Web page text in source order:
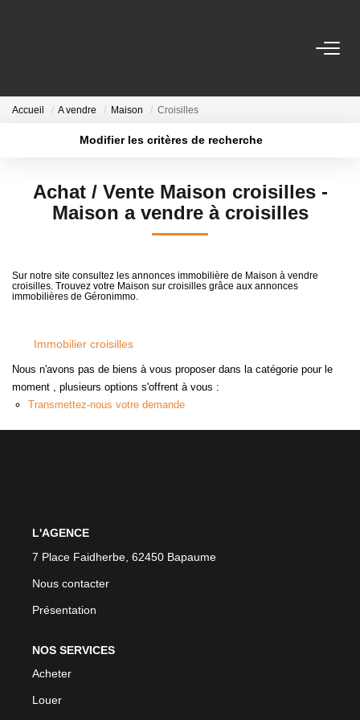
NOTRE AGENCE
Accueil A vendre Maison Croisilles
Modifier les critères de recherche
Type de bien
Budget max Plus de critères
Achat / Vente Maison croisilles -
Maison a vendre à croisilles
Sur notre site consultez les annonces immobilière de Maison à vendre
croisilles. Trouvez votre Maison sur croisilles grâce aux annonces
immobilières de Géronimmo.
Immobilier croisilles
Nous n'avons pas de biens à vous proposer dans la catégorie pour le
moment , plusieurs options s'offrent à vous :
Transmettez-nous votre demande
L'AGENCE
7 Place Faidherbe, 62450 Bapaume
Nous contacter
Présentation
NOS SERVICES
Acheter
Louer